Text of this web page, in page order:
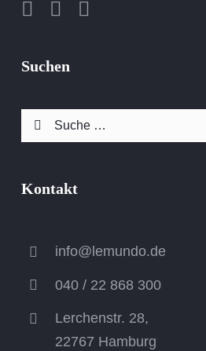
Suchen
nach:
Kontakt
info@lemundo.de
040 / 22 868 300
Lerchenstr. 28,
22767 Hamburg